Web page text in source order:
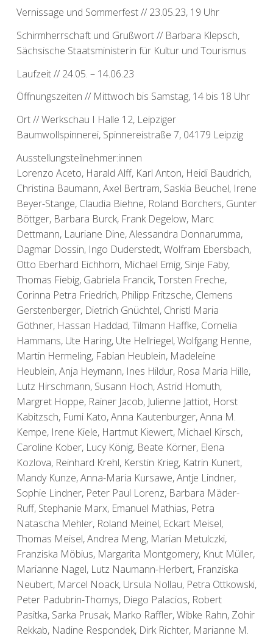
Vernissage und Sommerfest // 23.05.23, 19 Uhr
Schirmherrschaft und Grußwort // Barbara Klepsch,
Sächsische Staatsministerin für Kultur und Tourismus
Laufzeit // 24.05. – 14.06.23
Öffnungszeiten // Mittwoch bis Samstag, 14 bis 18 Uhr
Ort // Werkschau I Halle 12, Leipziger
Baumwollspinnerei, Spinnereistraße 7, 04179 Leipzig
Ausstellungsteilnehmer:innen
Lorenzo Aceto, Harald Alff, Karl Anton, Heidi Baudrich,
Christina Baumann, Axel Bertram, Saskia Beuchel, Irene
Beyer-Stange, Claudia Biehne, Roland Borchers, Gunter
Böttger, Barbara Burck, Frank Degelow, Marc
Dettmann, Lauriane Dine, Alessandra Donnarumma,
Dagmar Dossin, Ingo Duderstedt, Wolfram Ebersbach,
Otto Eberhard Eichhorn, Michael Emig, Sinje Faby,
Thomas Fiebig, Gabriela Francik, Torsten Freche,
Corinna Petra Friedrich, Philipp Fritzsche, Clemens
Gerstenberger, Dietrich Gnüchtel, Christl Maria
Göthner, Hassan Haddad, Tilmann Haffke, Cornelia
Hammans, Ute Haring, Ute Hellriegel, Wolfgang Henne,
Martin Hermeling, Fabian Heublein, Madeleine
Heublein, Anja Heymann, Ines Hildur, Rosa Maria Hille,
Lutz Hirschmann, Susann Hoch, Astrid Homuth,
Margret Hoppe, Rainer Jacob, Julienne Jattiot, Horst
Kabitzsch, Fumi Kato, Anna Kautenburger, Anna M.
Kempe, Irene Kiele, Hartmut Kiewert, Michael Kirsch,
Caroline Kober, Lucy König, Beate Körner, Elena
Kozlova, Reinhard Krehl, Kerstin Krieg, Katrin Kunert,
Mandy Kunze, Anna-Maria Kursawe, Antje Lindner,
Sophie Lindner, Peter Paul Lorenz, Barbara Mäder-
Ruff, Stephanie Marx, Emanuel Mathias, Petra
Natascha Mehler, Roland Meinel, Eckart Meisel,
Thomas Meisel, Andrea Meng, Marian Metulczki,
Franziska Möbius, Margarita Montgomery, Knut Müller,
Marianne Nagel, Lutz Naumann-Herbert, Franziska
Neubert, Marcel Noack, Ursula Nollau, Petra Ottkowski,
Peter Padubrin-Thomys, Diego Palacios, Robert
Pasitka, Sarka Prusak, Marko Raffler, Wibke Rahn, Zohir
Rekkab, Nadine Respondek, Dirk Richter, Marianne M.